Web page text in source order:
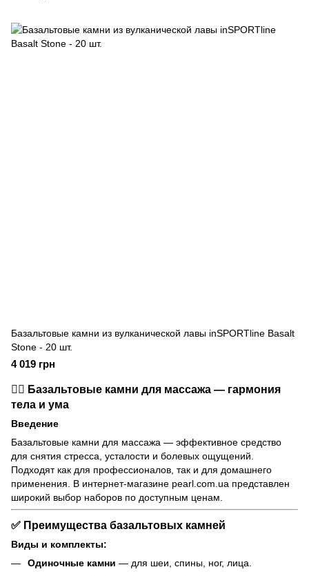
Базальтовые камни из вулканической лавы inSPORTline Basalt
Stone - 20 шт.
4 019 грн
🧘‍♂️ Базальтовые камни для массажа — гармония
тела и ума
Введение
Базальтовые камни для массажа — эффективное средство
для снятия стресса, усталости и болевых ощущений.
Подходят как для профессионалов, так и для домашнего
применения. В интернет-магазине pearl.com.ua представлен
широкий выбор наборов по доступным ценам.
✅ Преимущества базальтовых камней
Виды и комплекты:
Одиночные камни — для шеи, спины, ног, лица.